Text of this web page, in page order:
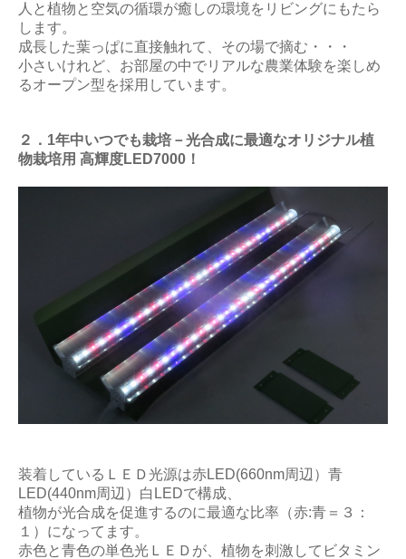
人と植物と空気の循環が癒しの環境をリビングにもたら
します。
成長した葉っぱに直接触れて、その場で摘む・・・
小さいけれど、お部屋の中でリアルな農業体験を楽しめ
るオープン型を採用しています。
２．1年中いつでも栽培－光合成に最適なオリジナル植
物栽培用 高輝度LED7000！
装着しているＬＥＤ光源は赤LED(660nm周辺）青
LED(440nm周辺）白LEDで構成、
植物が光合成を促進するのに最適な比率（赤:青＝３：
１）になってます。
赤色と青色の単色光ＬＥＤが、植物を刺激してビタミン